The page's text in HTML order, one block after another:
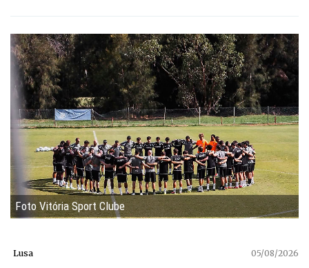
Foto Vitória Sport Clube
Lusa 05/08/2026